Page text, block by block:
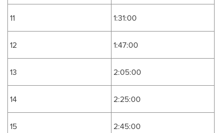
11 1:31:00
12 1:47:00
13 2:05:00
14 2:25:00
15 2:45:00